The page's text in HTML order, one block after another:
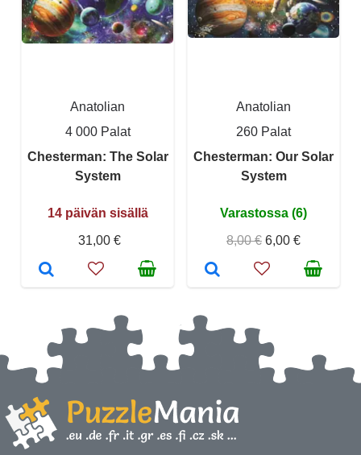
Anatolian
4 000 Palat
Chesterman: The Solar
System
14 päivän sisällä
31,00 €
Anatolian
260 Palat
Chesterman: Our Solar
System
Varastossa (6)
8,00 € 6,00 €